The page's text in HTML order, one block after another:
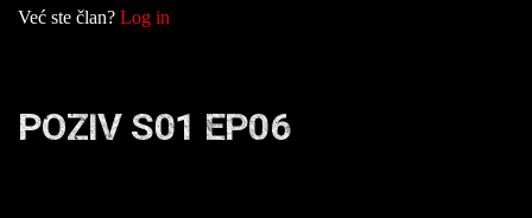
Već ste član? Log in
POZIV S01 EP06